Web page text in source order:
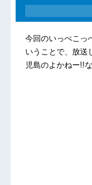
今回のいっぺこっ
いうことで、放送
児島のよかねー!!